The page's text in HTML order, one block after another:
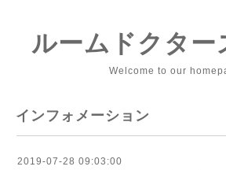
ルームドクタ
Welcome to our
インフォメーション
2019-07-28 09:03:00